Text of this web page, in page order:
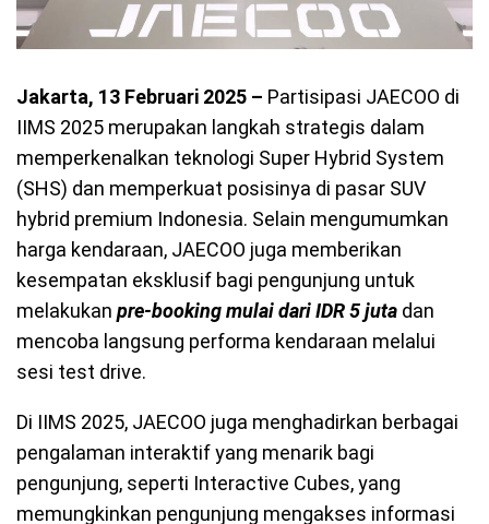
Jakarta, 13 Februari 2025 – Partisipasi JAECOO di
IIMS 2025 merupakan langkah strategis dalam
memperkenalkan teknologi Super Hybrid System
(SHS) dan memperkuat posisinya di pasar SUV
hybrid premium Indonesia. Selain mengumumkan
harga kendaraan, JAECOO juga memberikan
kesempatan eksklusif bagi pengunjung untuk
melakukan pre-booking mulai dari IDR 5 juta dan
mencoba langsung performa kendaraan melalui
sesi test drive.
Di IIMS 2025, JAECOO juga menghadirkan berbagai
pengalaman interaktif yang menarik bagi
pengunjung, seperti Interactive Cubes, yang
memungkinkan pengunjung mengakses informasi